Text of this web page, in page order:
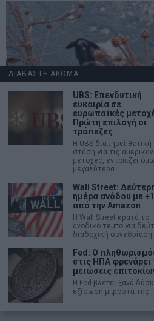
Ένα νέο εθνικό όραμα για τον
ελληνική κτηνοτροφία μπορεί
2026 - marketnews.gr - All Rights
ΟΙΚΟΝΟΜΙΑ ΠΟΛΙΤΙΚΗ
AUTOMOTO
LIFESTYLE
ΔΙΑΒΑΣΤΕ ΑΚΟΜΑ
UBS: Επενδυτική
ευκαιρία σε
ευρωπαϊκές
Πρώτη επιλογή οι
τράπεζες
Η UBS διατηρεί θετική
στάση για τις
μετοχές, εντοπίζει
μεγαλύτερα
Wall Street:
ημέρα ανόδου με
από την Amazon
Η Wall Street κρατά το
ανοδικό τέμπο για
διαδοχική συνεδρίαση.
Fed: Ο
στις ΗΠΑ φρενάρει
μειώσεις
Η Fed βλέπει ξανά
εξίσωση μπροστά της.